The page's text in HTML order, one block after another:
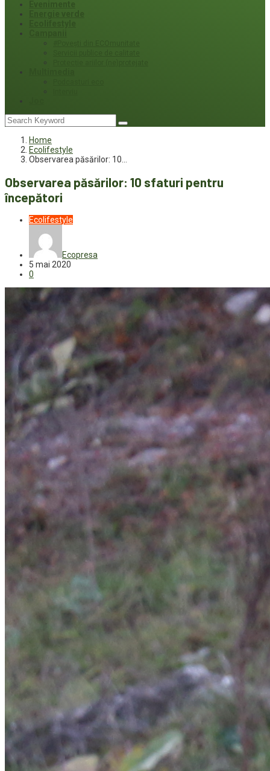
Home
Ecolifestyle
Observarea păsărilor: 10…
Observarea păsărilor: 10 sfaturi pentru
începători
Ecolifestyle
Ecopresa
5 mai 2020
0